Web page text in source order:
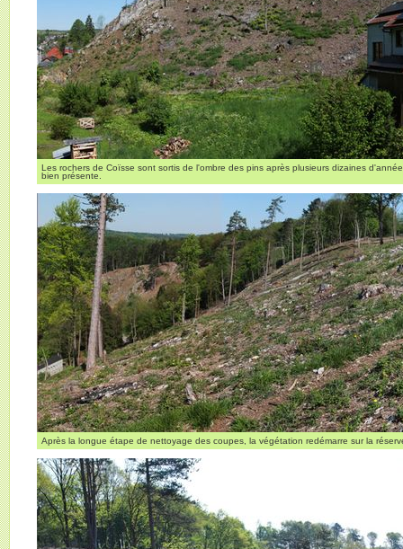
Les rochers de Coïsse sont sortis de l'ombre des pins après plusieurs dizaines
bien présente.
Après la longue étape de nettoyage des coupes, la végétation redémarre sur la